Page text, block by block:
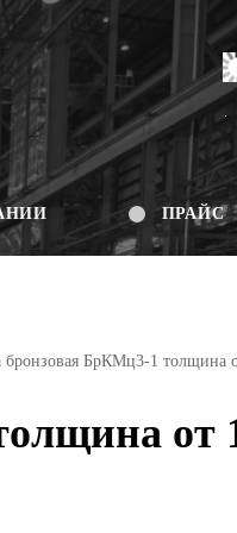
ПРАЙС
БрКМц3-1 толщина
от